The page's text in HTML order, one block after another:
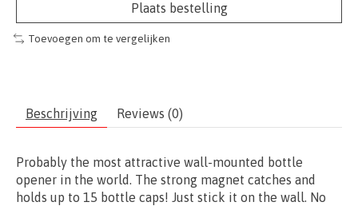
Plaats bestelling
Toevoegen om te vergelijken
Beschrijving Reviews (0)
Probably the most attractive wall-mounted bottle
opener in the world. The strong magnet catches and
holds up to 15 bottle caps! Just stick it on the wall. No